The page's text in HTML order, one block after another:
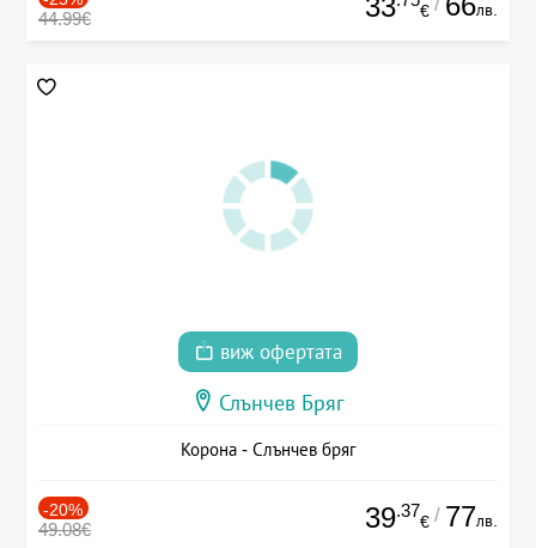
44.99€ 33 € / лв.
виж офертата
Слънчев Бряг
Корона - Слънчев бряг
-20%
49.08€ 39.37
€ / 77лв.